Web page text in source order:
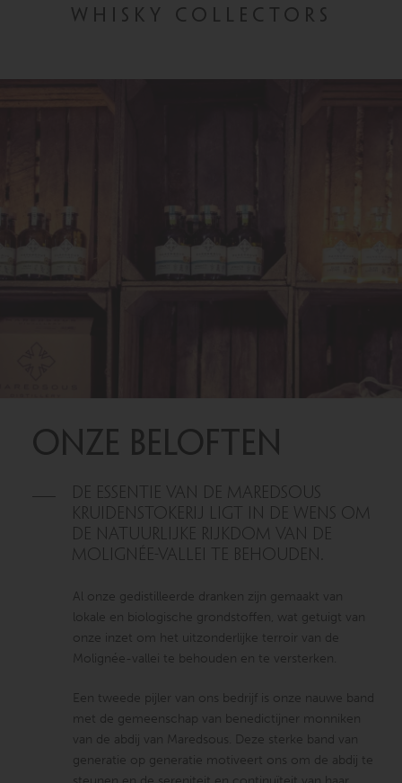
WHISKY COLLECTORS
ONZE BELOFTEN
De essentie van de Maredsous
kruidenstokerij ligt in de wens om
de natuurlijke rijkdom van de
Molignée-vallei te behouden.
Al onze gedistilleerde dranken zijn gemaakt van
lokale en biologische grondstoffen, wat getuigt van
onze inzet om het uitzonderlijke terroir van de
Molignée-vallei te behouden en te versterken.
Een tweede pijler van ons bedrijf is onze nauwe band
met de gemeenschap van benedictijner monniken
van de abdij van Maredsous. Deze sterke band van
generatie op generatie motiveert ons om de abdij te